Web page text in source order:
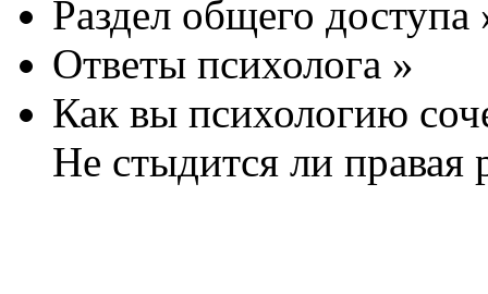
Раздел общего доступа
Ответы психолога »
Как вы психологию
Не стыдится ли правая